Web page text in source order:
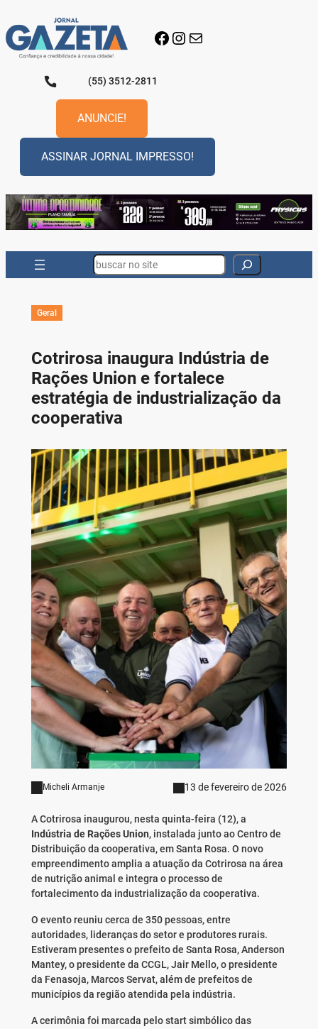
para
o
conteúdo
Facebook
Instagram
E-mail
(55) 3512-2811
ANUNCIE!
ASSINAR JORNAL IMPRESSO!
Search
Geral
Cotrirosa inaugura Indústria de
Rações Union e fortalece
estratégia de industrialização da
cooperativa
Micheli Armanje 13 de fevereiro de 2026
A Cotrirosa inaugurou, nesta quinta-feira (12), a
Indústria de Rações Union, instalada junto ao Centro de
Distribuição da cooperativa, em Santa Rosa. O novo
empreendimento amplia a atuação da Cotrirosa na área
de nutrição animal e integra o processo de
fortalecimento da industrialização da cooperativa.
O evento reuniu cerca de 350 pessoas, entre
autoridades, lideranças do setor e produtores rurais.
Estiveram presentes o prefeito de Santa Rosa, Anderson
Mantey, o presidente da CCGL, Jair Mello, o presidente
da Fenasoja, Marcos Servat, além de prefeitos de
municípios da região atendida pela indústria.
A cerimônia foi marcada pelo start simbólico das